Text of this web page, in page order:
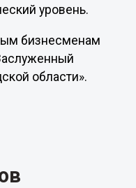
уровень.
бизнесменам
области».